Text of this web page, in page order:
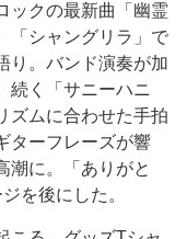
ックの最新曲「幽霊
「シャングリラ」で
り。バンド演奏が加
続く「サニーハニ
ズムに合わせた手拍
ターフレーズが響
潮に。「ありがと
を後にした。